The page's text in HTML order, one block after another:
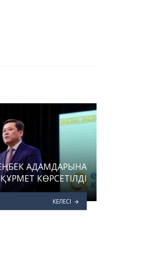
ЕҢБЕК АДАМДАРЫНА
ҚҰРМЕТ КӨРСЕТІЛДІ
КЕЛЕСІ